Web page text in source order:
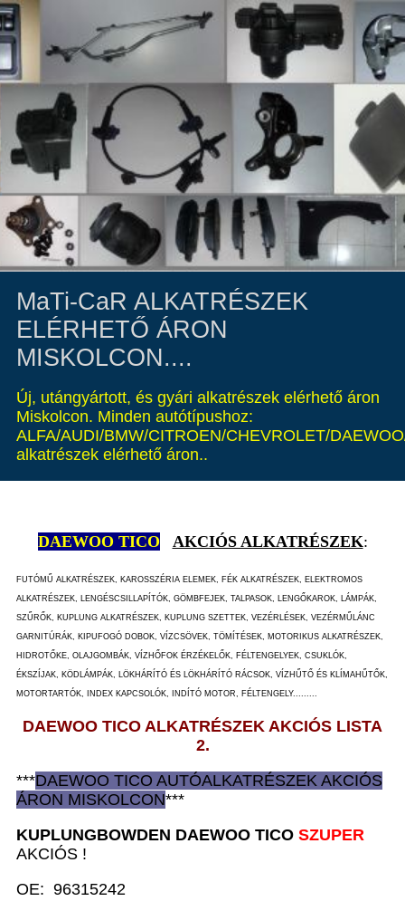
MaTi-CaR ALKATRÉSZEK
ELÉRHETŐ ÁRON
MISKOLCON....
Új, utángyártott, és gyári alkatrészek elérhető áron
Miskolcon. Minden autótípushoz:
ALFA/AUDI/BMW/CITROEN/CHEVROLET/
alkatrészek elérhető áron..
DAEWOO TICO AKCIÓS ALKATRÉSZEK:
FUTÓMŰ ALKATRÉSZEK, KAROSSZÉRIA ELEMEK, FÉK ALKATRÉSZEK, ELEKTROMOS
ALKATRÉSZEK, LENGÉSCSILLAPÍTÓK, GÖMBFEJEK, TALPASOK, LENGŐKAROK, LÁMPÁK,
SZŰRŐK, KUPLUNG ALKATRÉSZEK, KUPLUNG SZETTEK, VEZÉRLÉSEK, VEZÉRMŰLÁNC
GARNITÚRÁK, KIPUFOGÓ DOBOK, VÍZCSÖVEK, TÖMÍTÉSEK, MOTORIKUS ALKATRÉSZEK,
HIDROTŐKE, OLAJGOMBÁK, VÍZHŐFOK ÉRZÉKELŐK, FÉLTENGELYEK, CSUKLÓK,
ÉKSZÍJAK, KÖDLÁMPÁK, LÖKHÁRÍTÓ ÉS LÖKHÁRÍTÓ RÁCSOK, VÍZHŰTŐ ÉS KLÍMAHŰTŐK,
MOTORTARTÓK, INDEX KAPCSOLÓK, INDÍTÓ MOTOR, FÉLTENGELY.........
DAEWOO TICO ALKATRÉSZEK AKCIÓS LISTA
2.
***DAEWOO TICO AUTÓALKATRÉSZEK AKCIÓS
ÁRON MISKOLCON***
KUPLUNGBOWDEN DAEWOO TICO SZUPER
AKCIÓS !
OE: 96315242